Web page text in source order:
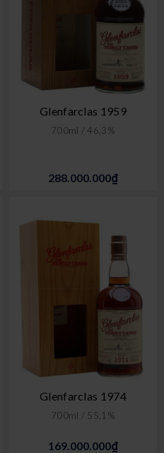
Glenfarclas 1959
700ml / 46,3%
288.000.000₫
Glenfarclas 1974
700ml / 55,1%
169.000.000₫